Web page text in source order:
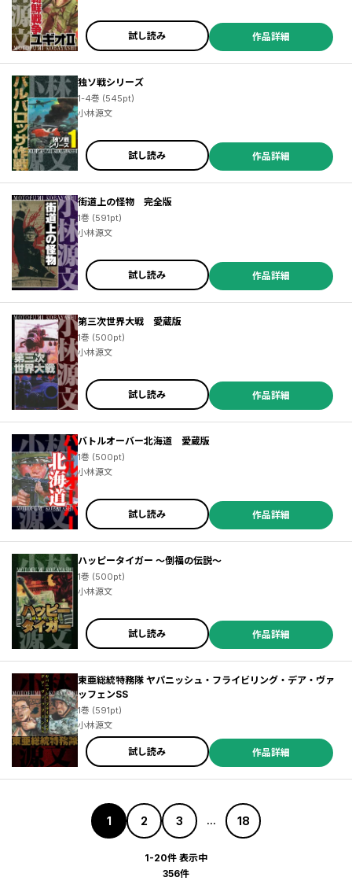
試し読み 作品詳細
独ソ戦シリーズ
1-4巻 (545pt)
小林源文
試し読み 作品詳細
街道上の怪物 完全版
1巻 (591pt)
小林源文
試し読み 作品詳細
第三次世界大戦 愛蔵版
1巻 (500pt)
小林源文
試し読み 作品詳細
バトルオーバー北海道 愛蔵版
1巻 (500pt)
小林源文
試し読み 作品詳細
ハッピータイガー ～倒福の伝説～
1巻 (500pt)
小林源文
試し読み 作品詳細
東亜総統特務隊 ヤパニッシュ・フライビリング・デア・ヴァ
ッフェンSS
1巻 (591pt)
小林源文
試し読み 作品詳細
1 2 3 ... 18
1-20件 表示中
356件